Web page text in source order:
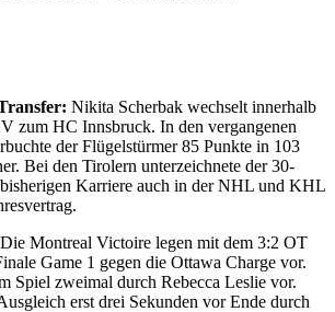
Nikita Scherbak wechselt innerhalb
zum HC Innsbruck. In den vergangenen
der Flügelstürmer 85 Punkte in 103
Bei den Tirolern unterzeichnete der 30-
Karriere auch in der NHL und KHL
Die Montreal Victoire legen mit dem 3:2 OT
Game 1 gegen die Ottawa Charge vor.
Spiel zweimal durch Rebecca Leslie vor.
erst drei Sekunden vor Ende durch